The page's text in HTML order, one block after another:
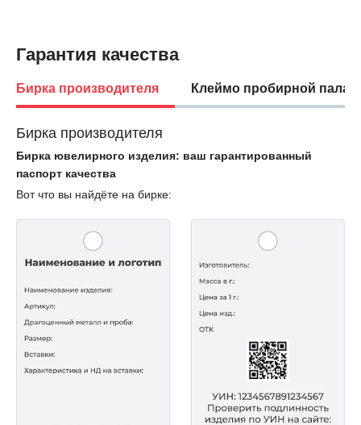
Гарантия качества
Бирка производителя Клеймо пробирной
Бирка производителя
Бирка ювелирного изделия: ваш гарантированный
паспорт качества
Вот что вы найдёте на бирке: